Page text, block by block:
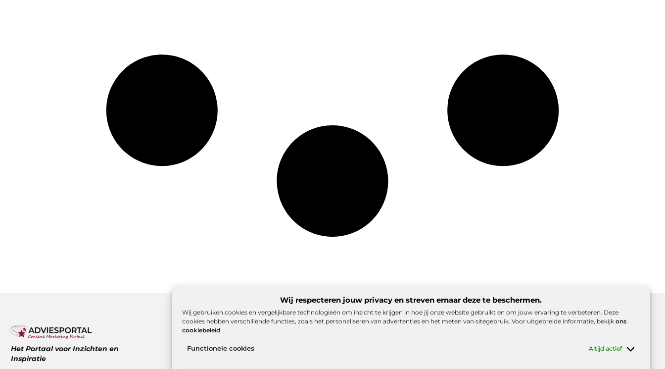
Wij respecteren jouw privacy en streven ernaar deze te beschermen.
Wij gebruiken cookies en vergelijkbare technologieën om inzicht te krijgen in hoe jij onze website gebruikt en om jouw ervaring te verbeteren. Deze
cookies hebben verschillende functies, zoals het personaliseren van advertenties en het meten van sitegebruik. Voor uitgebreide informatie, bekijk ons
cookiebeleid.
Functionele cookies Altijd actief
Het Portaal voor Inzichten en
Inspiratie
Onze informatie
Website index
Goede backlinks: de stille kracht achter sterke Google-posities